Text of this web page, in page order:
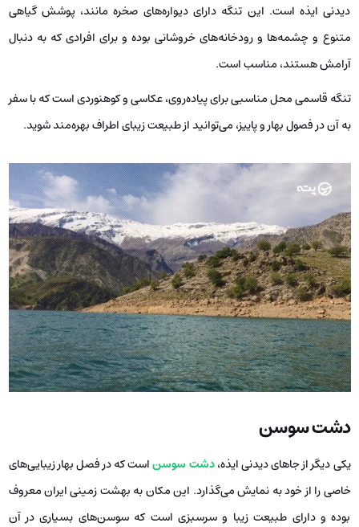
دیدنی ایذه است. این تنگه دارای دیواره‌های صخره‌ مانند، پوشش گیاهی
متنوع و چشمه‌ها و رودخانه‌های خروشانی بوده و برای افرادی که به دنبال
آرامش هستند، مناسب است.
تنگه قاسمی محل مناسبی برای پیاده‌روی، عکاسی و کوهنوردی است که با سفر
به آن در فصول بهار و پاییز، می‌توانید از طبیعت زیبای اطراف بهره‌مند شوید.
دشت سوسن
یکی دیگر از جاهای دیدنی ایذه،دشت سوسناست که در فصل بهار زیبایی‌های
خاصی را از خود به نمایش می‌گذارد. این مکان به بهشت زمینی ایران معروف
بوده و دارای طبیعت زیبا و سرسبزی است که سوسن‌های بسیاری در آن